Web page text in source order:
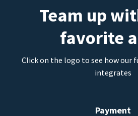
Team up
favorite
Click on the logo to see how our
integrates
Payment